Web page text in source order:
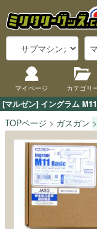
[マルゼン] イングラム
マイページ カテゴリ
TOPページ ガスガン